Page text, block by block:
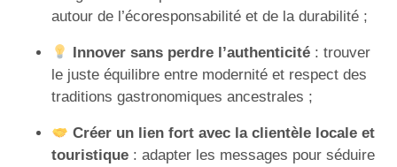
autour de l’écoresponsabilité et de la durabilité ;
Innover sans perdre l’authenticité : trouver
le juste équilibre entre modernité et respect des
traditions gastronomiques ancestrales ;
Créer un lien fort avec la clientèle locale et
touristique : adapter les messages pour séduire